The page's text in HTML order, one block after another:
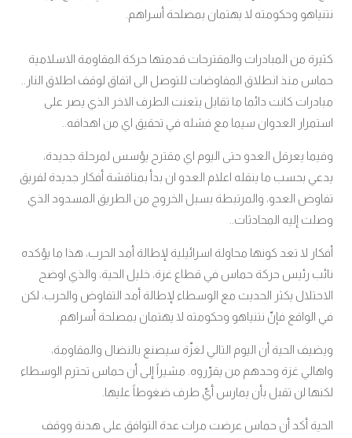
نتنياهو وحكومته لا يهتمان بمصلحة أسراهم.
كثيرة من المبادرات والمقترحات قدمتها حركة المقاومة الاسلامية
حماس منذ انطلاق المفاوضات للتوصل الى اتفاق لوقف اطلاق النار..
مبادرات كانت دائما ما تقابل بتعنت الطرف الاخر الذي يصر على
استمرار العدوان سيما مع فشله في تحقيق اي من اهدافه..
وفيما يعرقل العدو حتى اليوم اي مقترح يؤسس لمرحلة جديدة،
يدعي بحسب ما ينقله اعلام العدو ان بدأ بمناقشة أفكار جديدة لفريق
تفاوض العدو، والمرتبطة بسبل الخروج من الطريق المسدود الذي
وصلت إليه المحادثات..
أفكار لا تعد كونها محاولة اسرائيلية لإطالة أمد الحرب، هذا ما يؤكده
نائب رئيس حركة حماس في قطاع غزة، خليل الحية، والذي اوضح
الاحتلال يكثر الحديث مع الوسطاء لإطالة أمد التفاوض والحرب، لكن
في الواقع فإنّ نتنياهو وحكومته لا يهتمان بمصلحة أسراهم.
ويضيف الحية أن اليوم التالي لغزّة سيصنع بالنضال والمقاومة،
واهالي غزة وحدهم من يقرّروه. مشيراً إلى أن حماس تحترم الوسطاء
لكنها لن تقبل بأن يمارس أيّ طرف ضغوطاً عليها.
الحية أكد أن حماس عرضت مرات عدة التوافق على هدنة ووقف